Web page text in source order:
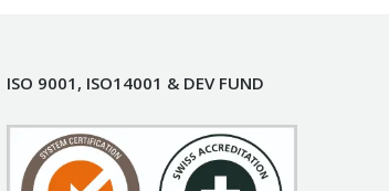
ISO 9001, ISO14001 & DEV FUND